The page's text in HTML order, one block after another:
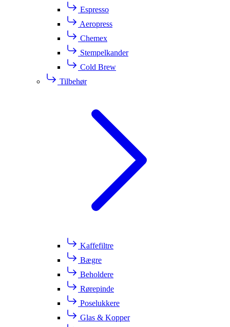
Espresso
Aeropress
Chemex
Stempelkander
Cold Brew
Tilbehør
Kaffefiltre
Bægre
Beholdere
Rørepinde
Poselukkere
Glas & Kopper